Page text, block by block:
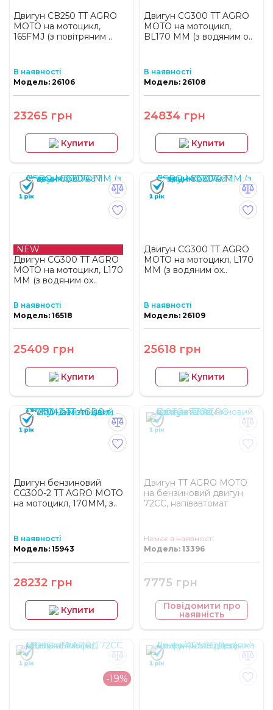
Двигун CB250 TT AGRO
MOTO на мотоцикл,
165FMJ (з повітряним ..
В наявності
Модель: 26106
23265 грн
Купити
Двигун CG300 TT AGRO
MOTO на мотоцикл,
BL170 ММ (з водяним о..
В наявності
Модель: 26108
24834 грн
Купити
NEW
Двигун CG300 TT AGRO
MOTO на мотоцикл, L170
ММ (з водяним ох..
В наявності
Модель: 16518
25409 грн
Купити
Двигун CG300 TT AGRO
MOTO на мотоцикл, L170
ММ (з водяним ох..
В наявності
Модель: 26109
25618 грн
Купити
Двигун бензиновий
CG300-2 TT AGRO MOTO
на мотоцикл, 170ММ, з..
В наявності
Модель: 15943
28232 грн
Купити
Двигун TT AGRO MOTO
на бензиновий двигун
72CC, напівавтомат
Немає в наявності
Модель: 13396
7775 грн
Повідомити про
наявність
-19%